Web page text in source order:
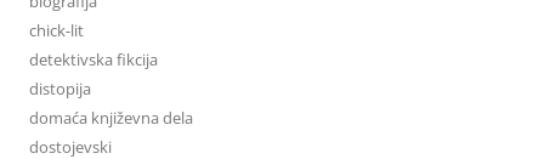
chick-lit
detektivska fikcija
distopija
domaća književna dela
dostojevski